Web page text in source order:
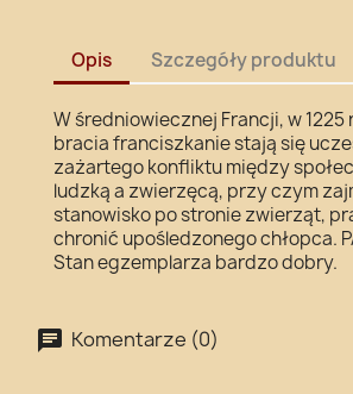
Opis Szczegóły produktu
W średniowiecznej Francji, w 1225
bracia franciszkanie stają się
zażartego konfliktu między
ludzką a zwierzęcą, przy czym
stanowisko po stronie zwierząt,
chronić upośledzonego chłopca.
Stan egzemplarza bardzo dobry.
Komentarze (0)